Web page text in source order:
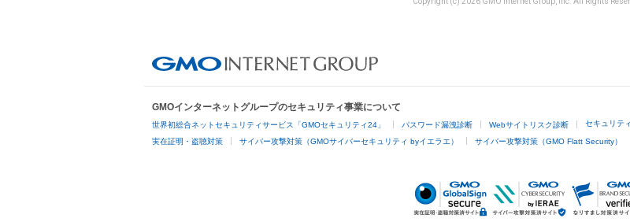
GMOインターネットグループのセキュリティ事業について
世界初総合ネットセキュリティサービス「GMOセキュリティ24」 パスワード漏洩診断 Webサイトリスク診断 セキュリテ
実在証明・盗聴対策 サイバー攻撃対策（GMOサイバーセキュリティ byイエラエ） サイバー攻撃対策（GMO Flatt Security）